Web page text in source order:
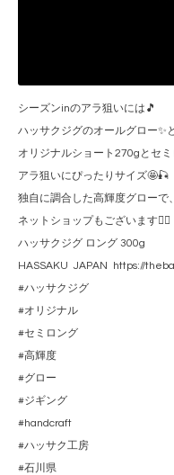
シーズンinのアラ狙いには🎵
ハッサクジグのオールグロー✨
オリジナルショート270gとセ
アラ狙いにぴったりサイズ🤩🎣
独自に調合した高輝度グローで
ネットショップもございます🙇‍♂️
ハッサクジグ ロング 300g
HASSAKU JAPAN https://
#ハッサクジグ
#オリジナル
#セミロング
#高輝度
#グロー
#ジギング
#handcraft
#ハッサク工房
#石川県